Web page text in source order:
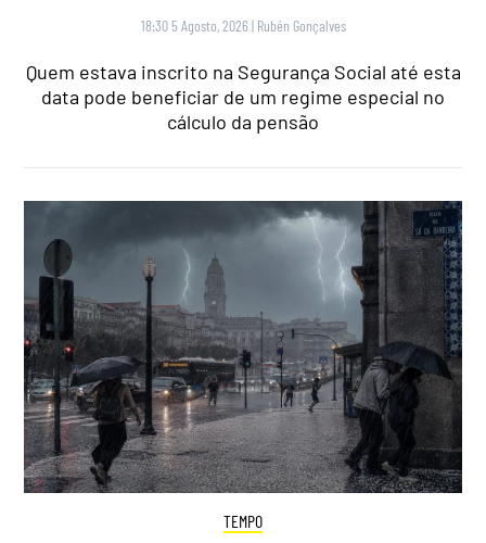
18:30 5 Agosto, 2026 | Rubén Gonçalves
Quem estava inscrito na Segurança Social até esta
data pode beneficiar de um regime especial no
cálculo da pensão
TEMPO